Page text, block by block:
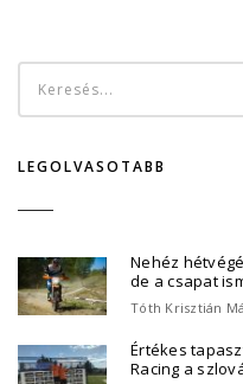
LEGOLVASOTABB
Nehéz
de a csapat
Tóth Krisztián
Értékes
Racing a